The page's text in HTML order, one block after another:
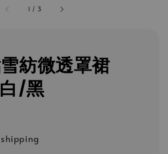
1 / 3
紡微透罩裙
/黑